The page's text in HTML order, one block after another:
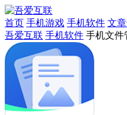
首页 手机游戏 手机软件 文
吾爱互联 手机软件 手机文件